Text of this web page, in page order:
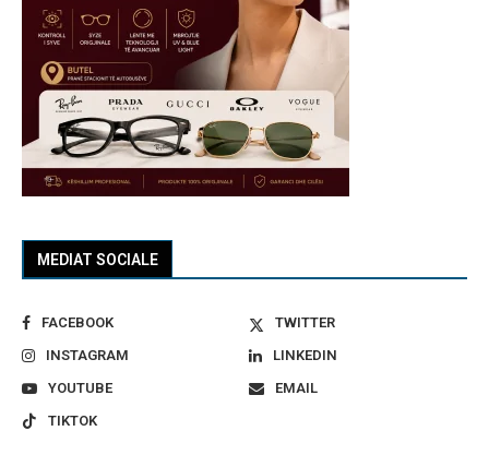
MEDIAT SOCIALE
FACEBOOK
TWITTER
INSTAGRAM
LINKEDIN
YOUTUBE
EMAIL
TIKTOK